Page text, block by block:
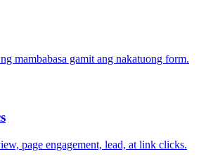
mambabasa gamit ang nakatuong form.
page engagement, lead, at link clicks.